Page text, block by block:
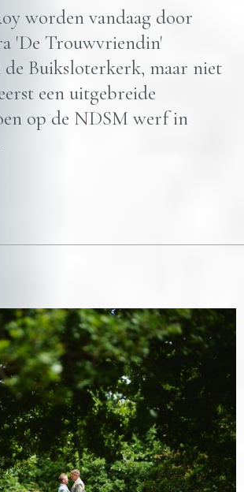
worden vandaag door
'De Trouwvriendin'
Buiksloterkerk, maar niet
een uitgebreide
op de NDSM werf in